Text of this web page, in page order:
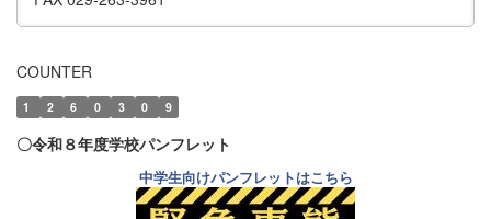
COUNTER
1 2 6 0 3 0 9
〇令和８年度学校パンフレット
中学生向けパンフレットはこちら